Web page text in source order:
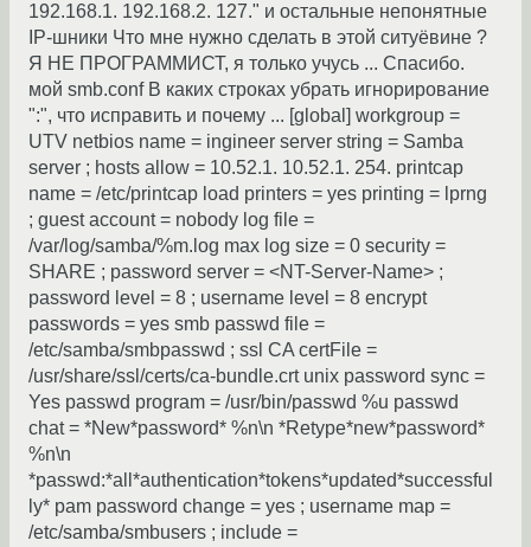
192.168.1. 192.168.2. 127." и остальные непонятные
IP-шники Что мне нужно сделать в этой ситуёвине ?
Я НЕ ПРОГРАММИСТ, я только учусь ... Спасибо.
мой smb.conf В каких строках убрать игнорирование
":", что исправить и почему ... [global] workgroup =
UTV netbios name = ingineer server string = Samba
server ; hosts allow = 10.52.1. 10.52.1. 254. printcap
name = /etc/printcap load printers = yes printing = lprng
; guest account = nobody log file =
/var/log/samba/%m.log max log size = 0 security =
SHARE ; password server = <NT-Server-Name> ;
password level = 8 ; username level = 8 encrypt
passwords = yes smb passwd file =
/etc/samba/smbpasswd ; ssl CA certFile =
/usr/share/ssl/certs/ca-bundle.crt unix password sync =
Yes passwd program = /usr/bin/passwd %u passwd
chat = *New*password* %n\n *Retype*new*password*
%n\n
*passwd:*all*authentication*tokens*updated*successful
ly* pam password change = yes ; username map =
/etc/samba/smbusers ; include =